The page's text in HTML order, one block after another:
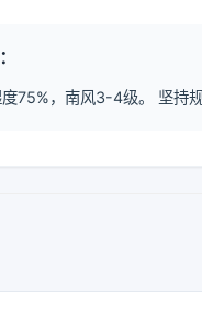
75%，南风3-4级。 坚持